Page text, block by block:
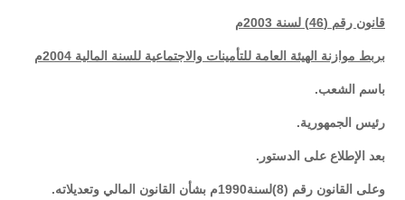
قانون رقم (46) لسنة 2003م
بربط موازنة الهيئة العامة للتأمينات والاجتماعية للسنة المالية 2004م
باسم الشعب.
رئيس الجمهورية.
بعد الإطلاع على الدستور.
وعلى القانون رقم (8)لسنة1990م بشأن القانون المالي وتعديلاته.